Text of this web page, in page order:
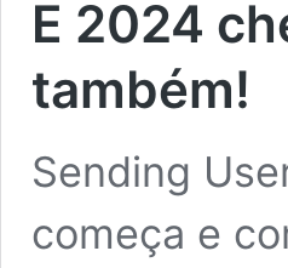
E 2024
também!
Sending
começa e